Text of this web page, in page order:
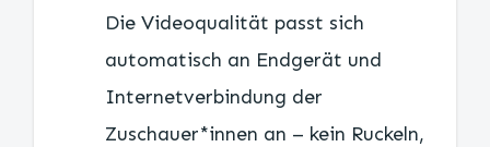
Die Videoqualität passt sich
automatisch an Endgerät und
Internetverbindung der
Zuschauer*innen an – kein Ruckeln,